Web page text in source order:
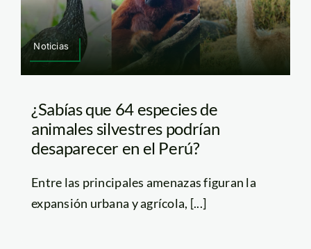
Noticias
¿Sabías que 64 especies de
animales silvestres podrían
desaparecer en el Perú?
Entre las principales amenazas figuran la
expansión urbana y agrícola, [...]